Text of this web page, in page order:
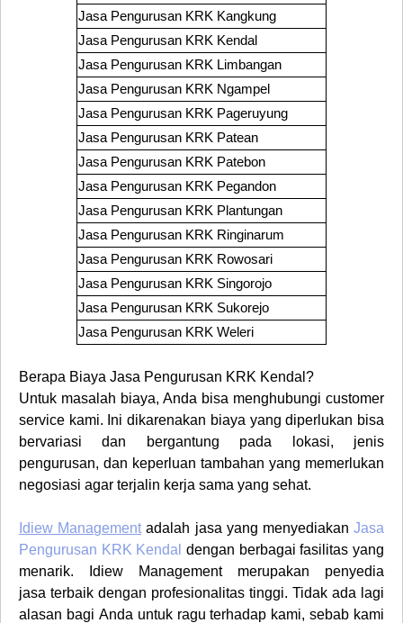
Jasa Pengurusan KRK Kangkung
Jasa Pengurusan KRK Kendal
Jasa Pengurusan KRK Limbangan
Jasa Pengurusan KRK Ngampel
Jasa Pengurusan KRK Pageruyung
Jasa Pengurusan KRK Patean
Jasa Pengurusan KRK Patebon
Jasa Pengurusan KRK Pegandon
Jasa Pengurusan KRK Plantungan
Jasa Pengurusan KRK Ringinarum
Jasa Pengurusan KRK Rowosari
Jasa Pengurusan KRK Singorojo
Jasa Pengurusan KRK Sukorejo
Jasa Pengurusan KRK Weleri
Berapa Biaya Jasa Pengurusan KRK Kendal?
Untuk masalah biaya, Anda bisa menghubungi customer
service kami. Ini dikarenakan biaya yang diperlukan bisa
bervariasi dan bergantung pada lokasi, jenis
pengurusan, dan keperluan tambahan yang memerlukan
negosiasi agar terjalin kerja sama yang sehat.
Idiew Management adalah jasa yang menyediakanJasa
Pengurusan KRK Kendal dengan berbagai fasilitas yang
menarik.
Idiew Management merupakan penyedia
jasa terbaik dengan profesionalitas tinggi. Tidak ada lagi
alasan bagi Anda untuk ragu terhadap kami, sebab kami